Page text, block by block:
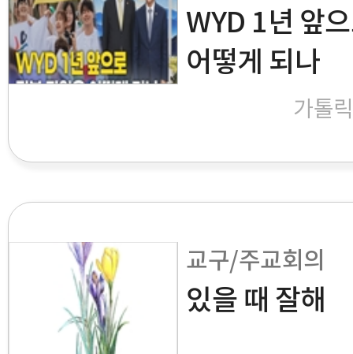
WYD 1년 앞
어떻게 되나
가톨
교구/주교회의
있을 때 잘해